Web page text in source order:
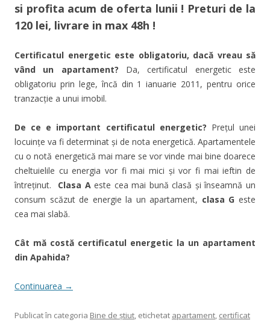
si profita acum de oferta lunii ! Preturi de la
120 lei, livrare in max 48h !
Certificatul energetic este obligatoriu, dacă vreau să
vând un apartament? Da, certificatul energetic este
obligatoriu prin lege, încă din 1 ianuarie 2011, pentru orice
tranzacţie a unui imobil.
De ce e important certificatul energetic? Preţul unei
locuinţe va fi determinat şi de nota energetică. Apartamentele
cu o notă energetică mai mare se vor vinde mai bine doarece
cheltuielile cu energia vor fi mai mici şi vor fi mai ieftin de
întreţinut. Clasa Aeste cea mai bună clasă şi înseamnă un
consum scăzut de energie la un apartament, clasa G este
cea mai slabă.
Cât mă costă certificatul energetic la un apartament
din Apahida?
Continuarea →
Publicat în categoria Bine de ştiut, etichetat apartament, certificat